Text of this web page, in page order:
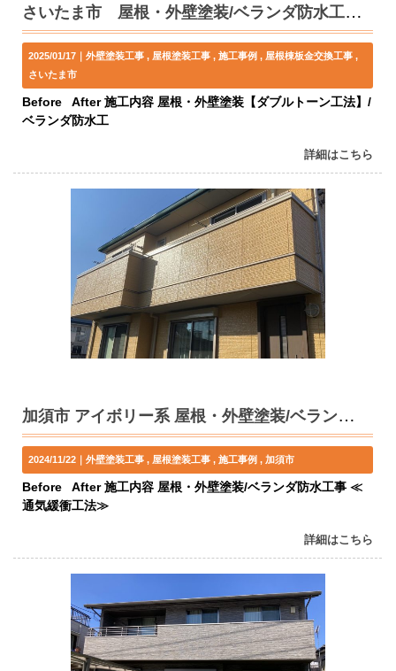
さいたま市 屋根・外壁塗装/ベランダ防水工事 N様邸【ダブルトーン工法】
2025/01/17｜外壁塗装工事 屋根塗装工事 施工事例
屋根棟板金交換工事
さいたま市
Before After 施工内容 屋根・外壁塗装【ダブルトーン工法】/
ベランダ防水工
詳細はこちら
加須市 アイボリー系 屋根・外壁塗装/ベランダ防水工事 A様邸
2024/11/22｜外壁塗装工事 屋根塗装工事 施工事例 加須市
Before After 施工内容 屋根・外壁塗装/ベランダ防水工事 ≪
通気緩衝工法≫
詳細はこちら